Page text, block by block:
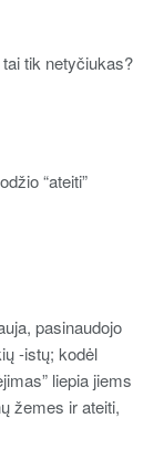
tai tik netyčiukas?
“ateiti”
pasinaudojo
-istų; kodėl
liepia jiems
žemes ir ateiti,